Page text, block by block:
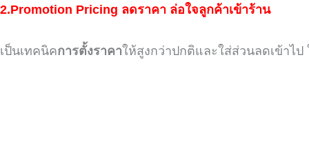
2.Promotion Pricing ลดราคา ล่อใจลูกค้าเข้าร้าน
เป็นเทคนิคการตั้งราคาให้สูงกว่าปกติและใส่ส่วนลดเข้าไ